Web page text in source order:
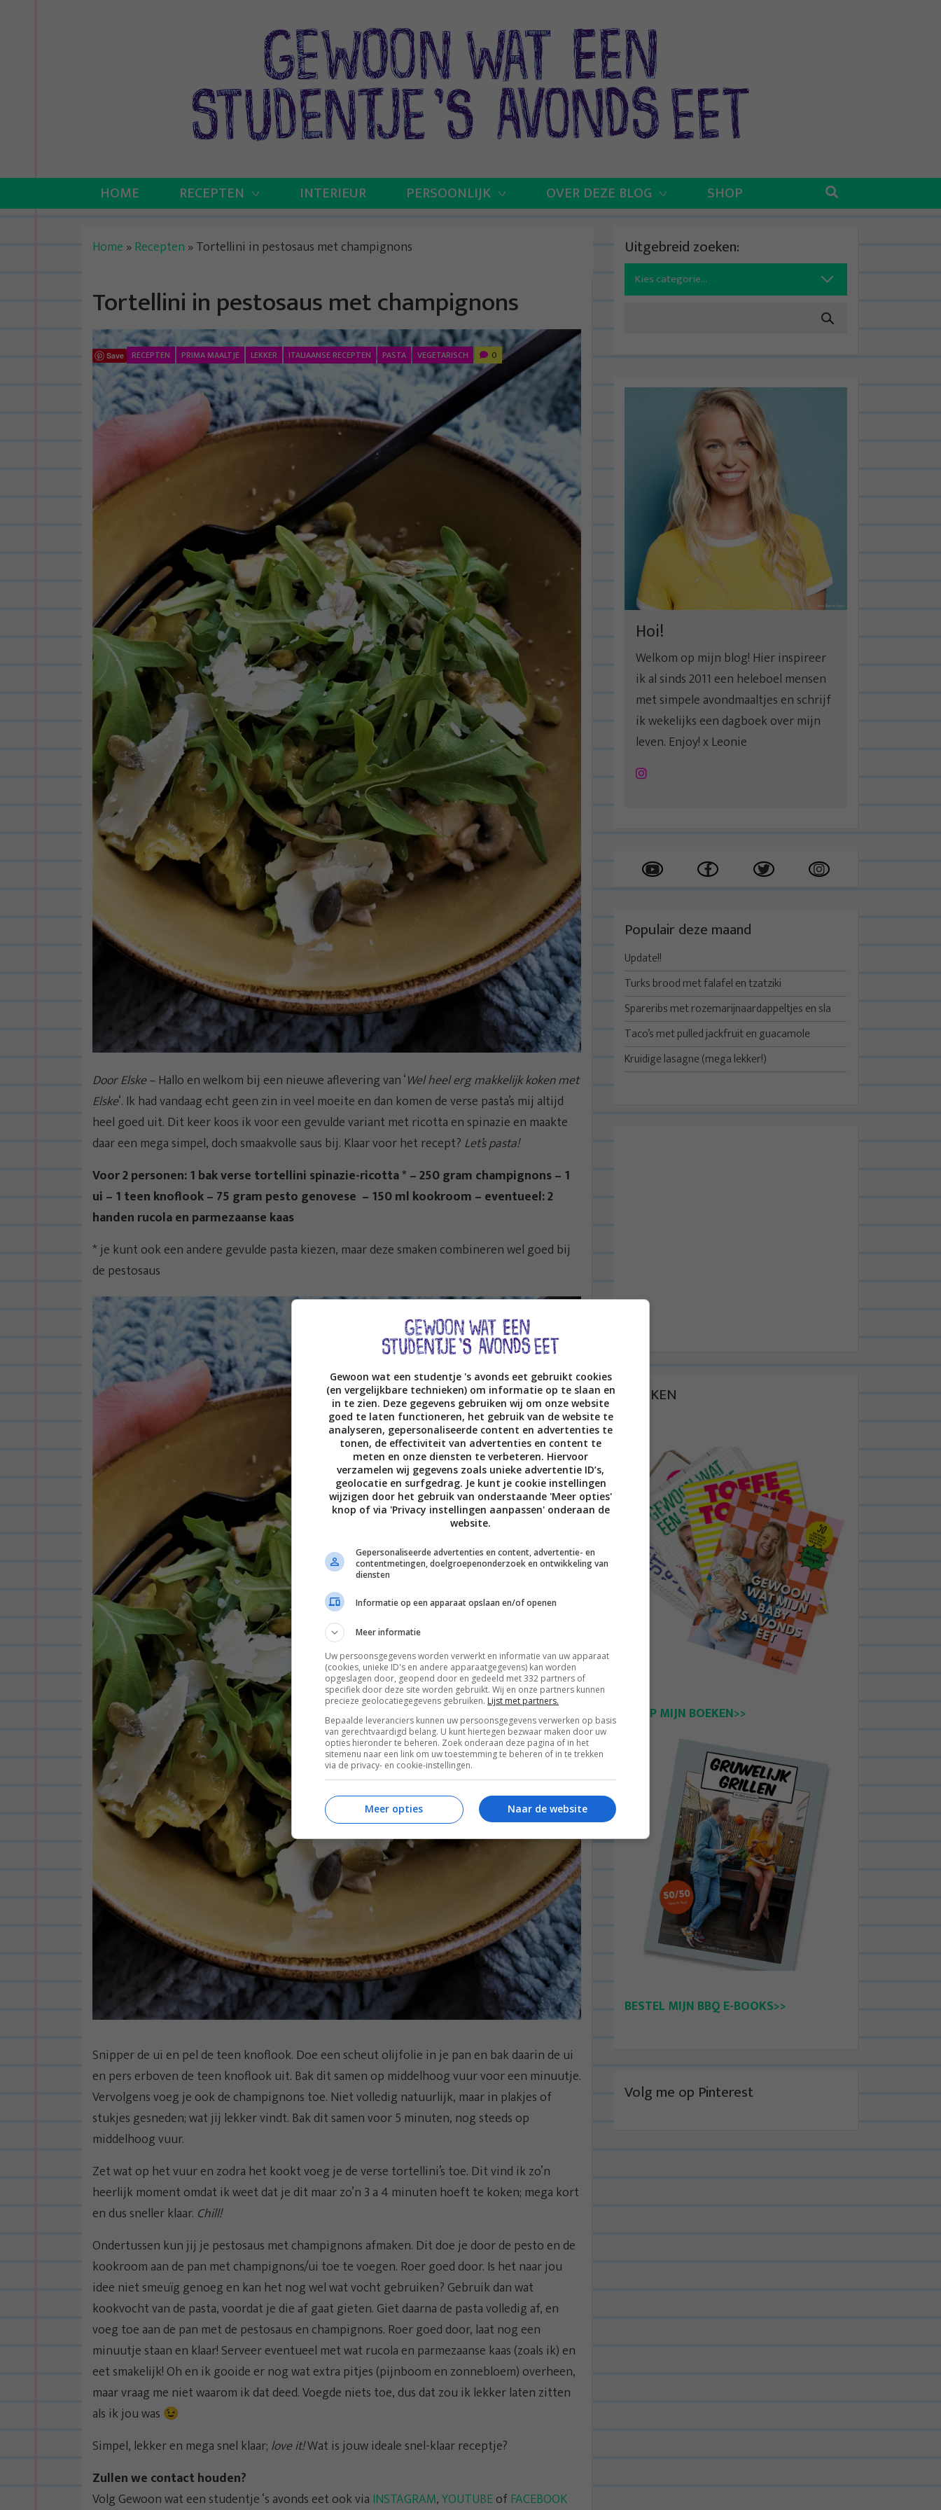
HOME RECEPTEN INTERIEUR PERSOONLIJK OVER DEZE BLOG SHOP
Home » Recepten » Tortellini in pestosaus met champignons
Tortellini in pestosaus met champignons
Save RECEPTEN PRIMA MAALTJE LEKKER ITALIAANSE RECEPTEN PASTA VEGETARISCH 0
Door Elske– Hallo en welkom bij een nieuwe aflevering van ‘Wel heel erg makkelijk koken met
Elske‘. Ik had vandaag echt geen zin in veel moeite en dan komen de verse pasta’s mij altijd
heel goed uit. Dit keer koos ik voor een gevulde variant met ricotta en spinazie en maakte
daar een mega simpel, doch smaakvolle saus bij. Klaar voor het recept? Let’s pasta!
Voor 2 personen: 1 bak verse tortellini spinazie-ricotta * – 250 gram champignons – 1
ui – 1 teen knoflook – 75 gram pesto genovese – 150 ml kookroom – eventueel: 2
handen rucola en parmezaanse kaas
* je kunt ook een andere gevulde pasta kiezen, maar deze smaken combineren wel goed bij
de pestosaus
Snipper de ui en pel de teen knoflook. Doe een scheut olijfolie in je pan en bak daarin de ui
en pers erboven de teen knoflook uit. Bak dit samen op middelhoog vuur voor een minuutje.
Vervolgens voeg je ook de champignons toe. Niet volledig natuurlijk, maar in plakjes of
stukjes gesneden; wat jij lekker vindt. Bak dit samen voor 5 minuten, nog steeds op
middelhoog vuur.
Zet wat op het vuur en zodra het kookt voeg je de verse tortellini’s toe. Dit vind ik zo’n
heerlijk moment omdat ik weet dat je dit maar zo’n 3 a 4 minuten hoeft te koken; mega kort
en dus sneller klaar. Chill!
Ondertussen kun jij je pestosaus met champignons afmaken. Dit doe je door de pesto en de
kookroom aan de pan met champignons/ui toe te voegen. Roer goed door. Is het naar jou
idee niet smeuïg genoeg en kan het nog wel wat vocht gebruiken? Gebruik dan wat
kookvocht van de pasta, voordat je die af gaat gieten. Giet daarna de pasta volledig af, en
voeg toe aan de pan met de pestosaus en champignons. Roer goed door, laat nog een
minuutje staan en klaar! Serveer eventueel met wat rucola en parmezaanse kaas (zoals ik) en
eet smakelijk! Oh en ik gooide er nog wat extra pitjes (pijnboom en zonnebloem) overheen,
maar vraag me niet waarom ik dat deed. Voegde niets toe, dus dat zou ik lekker laten zitten
als ik jou was 😉
Simpel, lekker en mega snel klaar; love it!Wat is jouw ideale snel-klaar receptje?
Zullen we contact houden?
Volg Gewoon wat een studentje ‘s avonds eet ook via INSTAGRAM,YOUTUBEofFACEBOOK
Uitgebreid zoeken:
Search
for:
Hoi!
Welkom op mijn blog! Hier inspireer
ik al sinds 2011 een heleboel mensen
met simpele avondmaaltjes en schrijf
ik wekelijks een dagboek over mijn
leven. Enjoy! x Leonie
Instagram
Populair deze maand
Update!!
Turks brood met falafel en tzatziki
Spareribs met rozemarijnaardappeltjes en sla
Taco’s met pulled jackfruit en guacamole
Kruidige lasagne (mega lekker!)
BOEKEN
KOOP MIJN BOEKEN>>
BESTEL MIJN BBQ E-BOOKS>>
Volg me op Pinterest
Gewoon wat een studentje 's avonds eet gebruikt cookies
(en vergelijkbare technieken) om informatie op te slaan en
in te zien. Deze gegevens gebruiken wij om onze website
goed te laten functioneren, het gebruik van de website te
analyseren, gepersonaliseerde content en advertenties te
tonen, de effectiviteit van advertenties en content te
meten en onze diensten te verbeteren. Hiervoor
verzamelen wij gegevens zoals unieke advertentie ID’s,
geolocatie en surfgedrag. Je kunt je cookie instellingen
wijzigen door het gebruik van onderstaande 'Meer opties'
knop of via 'Privacy instellingen aanpassen' onderaan de
website.
Gepersonaliseerde advertenties en content, advertentie- en
contentmetingen, doelgroepenonderzoek en ontwikkeling van
diensten
Informatie op een apparaat opslaan en/of openen
Meer informatie
Uw persoonsgegevens worden verwerkt en informatie van uw apparaat
(cookies, unieke ID's en andere apparaatgegevens) kan worden
opgeslagen door, geopend door en gedeeld met 332 partners of
specifiek door deze site worden gebruikt. Wij en onze partners kunnen
precieze geolocatiegegevens gebruiken. Lijst met partners.
Bepaalde leveranciers kunnen uw persoonsgegevens verwerken op basis
van gerechtvaardigd belang. U kunt hiertegen bezwaar maken door uw
opties hieronder te beheren. Zoek onderaan deze pagina of in het
sitemenu naar een link om uw toestemming te beheren of in te trekken
via de privacy- en cookie-instellingen.
Naar de website
Meer opties